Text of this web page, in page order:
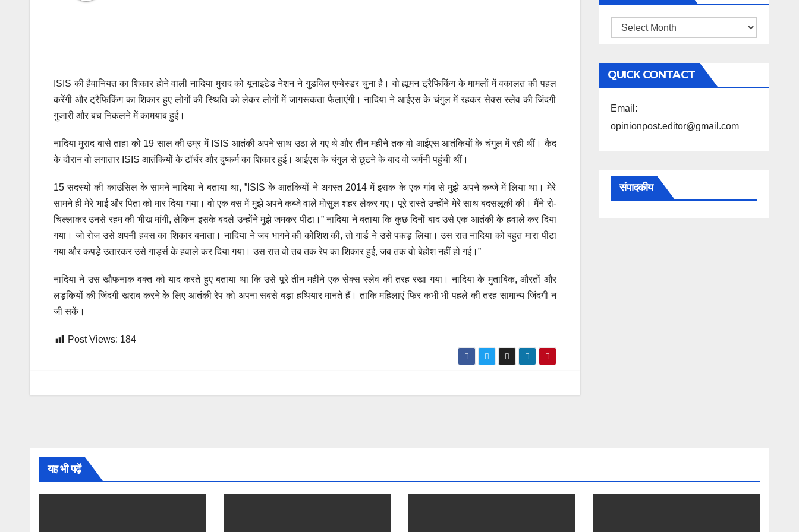
ISIS की हैवानियत का शिकार होने वाली नादिया मुराद को यूनाइटेड नेशन ने गुडविल एम्बेस्डर चुना है। वो ह्यूमन ट्रैफिकिंग के मामलों में वकालत की पहल
करेंगी और ट्रैफिकिंग का शिकार हुए लोगों की स्थिति को लेकर लोगों में जागरूकता फैलाएंगी। नादिया ने आईएस के चंगुल में रहकर सेक्स स्लेव की जिंदगी
गुजारी और बच निकलने में कामयाब हुईं।
नादिया मुराद बासे ताहा को 19 साल की उम्र में ISIS आतंकी अपने साथ उठा ले गए थे और तीन महीने तक वो आईएस आतंकियों के चंगुल में रही थीं। कैद
के दौरान वो लगातार ISIS आतंकियों के टॉर्चर और दुष्कर्म का शिकार हुई। आईएस के चंगुल से छूटने के बाद वो जर्मनी पहुंची थीं।
15 सदस्यों की काउंसिल के सामने नादिया ने बताया था, ”ISIS के आतंकियों ने अगस्त 2014 में इराक के एक गांव से मुझे अपने कब्जे में लिया था। मेरे
सामने ही मेरे भाई और पिता को मार दिया गया। वो एक बस में मुझे अपने कब्जे वाले मोसुल शहर लेकर गए। पूरे रास्ते उन्होंने मेरे साथ बदसलूकी की। मैंने रो-
चिल्लाकर उनसे रहम की भीख मांगी, लेकिन इसके बदले उन्होंने मुझे जमकर पीटा।” नादिया ने बताया कि कुछ दिनों बाद उसे एक आतंकी के हवाले कर दिया
गया। जो रोज उसे अपनी हवस का शिकार बनाता। नादिया ने जब भागने की कोशिश की, तो गार्ड ने उसे पकड़ लिया। उस रात नादिया को बहुत मारा पीटा
गया और कपड़े उतारकर उसे गार्ड्स के हवाले कर दिया गया। उस रात वो तब तक रेप का शिकार हुई, जब तक वो बेहोश नहीं हो गई।”
नादिया ने उस खौफनाक वक्त को याद करते हुए बताया था कि उसे पूरे तीन महीने एक सेक्स स्लेव की तरह रखा गया। नादिया के मुताबिक, औरतों और
लड़कियों की जिंदगी खराब करने के लिए आतंकी रेप को अपना सबसे बड़ा हथियार मानते हैं। ताकि महिलाएं फिर कभी भी पहले की तरह सामान्य जिंदगी न
जी सकें।
Post Views: 184
महिने
अनुसार
पढ़ें
QUICK CONTACT
Email:
opinionpost.editor@gmail.com
संपादकीय
यह भी पढ़ें